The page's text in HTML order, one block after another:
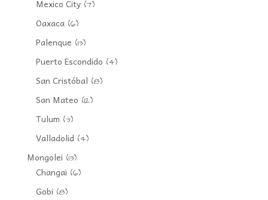
Mexico City(7)
Oaxaca(6)
Palenque (13)
Puerto Escondido (4)
San Cristóbal (8)
San Mateo (12)
Tulum (3)
Valladolid(4)
Mongolei (13)
Changai (6)
Gobi (8)